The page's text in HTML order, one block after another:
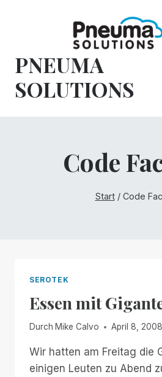
PNEUMA
SOLUTIONS
Code
Start / Code
SEROTEK
Essen mit
Durch Mike Calvo April 8, 2008
Wir hatten am Freitag die
einigen Leuten zu Abend